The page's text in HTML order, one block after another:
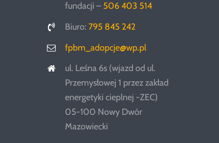
fundacji – 506 403 514
Biuro:795 845 242
fpbm_adopcje@wp.pl
ul. Leśna 6s (wjazd od ul.
Przemysłowej 1 przez zakład
energetyki cieplnej -ZEC)
05-100 Nowy Dwór
Mazowiecki